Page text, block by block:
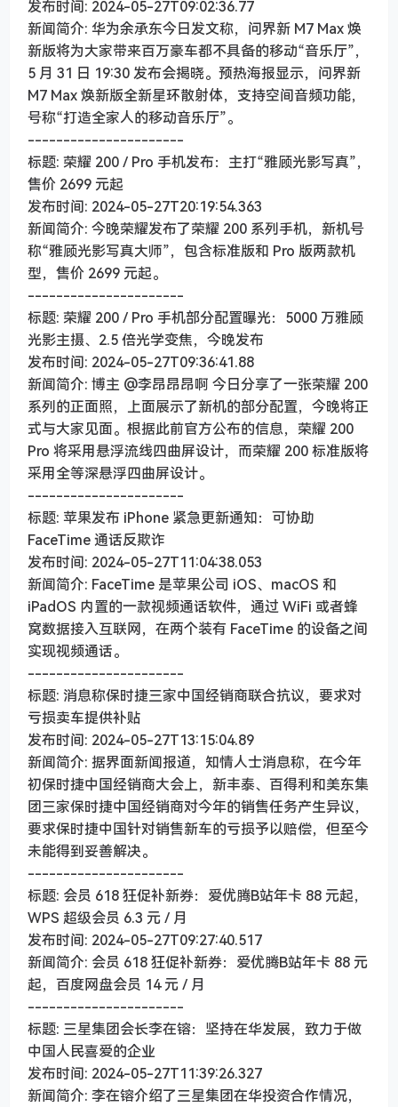
发布时间: 2024-05-27T09:02:36.77
新闻简介: 华为余承东今日发文称，问界新 M7 Max 焕
新版将为大家带来百万豪车都不具备的移动“音乐厅”，
5 月 31 日 19:30 发布会揭晓。预热海报显示，问界新
M7 Max 焕新版全新星环散射体，支持空间音频功能，
号称“打造全家人的移动音乐厅”。
----------------------
标题: 荣耀 200 / Pro 手机发布：主打“雅顾光影写真”，
售价 2699 元起
发布时间: 2024-05-27T20:19:54.363
新闻简介: 今晚荣耀发布了荣耀 200 系列手机，新机号
称“雅顾光影写真大师”，包含标准版和 Pro 版两款机
型，售价 2699 元起。
----------------------
标题: 荣耀 200 / Pro 手机部分配置曝光：5000 万雅顾
光影主摄、2.5 倍光学变焦，今晚发布
发布时间: 2024-05-27T09:36:41.88
新闻简介: 博主 @李昂昂昂啊 今日分享了一张荣耀 200
系列的正面照，上面展示了新机的部分配置，今晚将正
式与大家见面。根据此前官方公布的信息，荣耀 200
Pro 将采用悬浮流线四曲屏设计，而荣耀 200 标准版将
采用全等深悬浮四曲屏设计。
----------------------
标题: 苹果发布 iPhone 紧急更新通知：可协助
FaceTime 通话反欺诈
发布时间: 2024-05-27T11:04:38.053
新闻简介: FaceTime 是苹果公司 iOS、macOS 和
iPadOS 内置的一款视频通话软件，通过 WiFi 或者蜂
窝数据接入互联网，在两个装有 FaceTime 的设备之间
实现视频通话。
----------------------
标题: 消息称保时捷三家中国经销商联合抗议，要求对
亏损卖车提供补贴
发布时间: 2024-05-27T13:15:04.89
新闻简介: 据界面新闻报道，知情人士消息称，在今年
初保时捷中国经销商大会上，新丰泰、百得利和美东集
团三家保时捷中国经销商对今年的销售任务产生异议，
要求保时捷中国针对销售新车的亏损予以赔偿，但至今
未能得到妥善解决。
----------------------
标题: 会员 618 狂促补新券：爱优腾B站年卡 88 元起，
WPS 超级会员 6.3 元 / 月
发布时间: 2024-05-27T09:27:40.517
新闻简介: 会员 618 狂促补新券：爱优腾B站年卡 88 元
起，百度网盘会员 14 元 / 月
----------------------
标题: 三星集团会长李在镕：坚持在华发展，致力于做
中国人民喜爱的企业
发布时间: 2024-05-27T11:39:26.327
新闻简介: 李在镕介绍了三星集团在华投资合作情况，